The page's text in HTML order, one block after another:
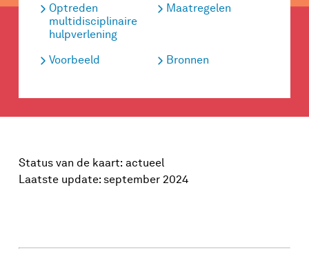
Optreden
multidisciplinaire
hulpverlening
Maatregelen
Voorbeeld Bronnen
Status van de kaart: actueel
Laatste update: september 2024